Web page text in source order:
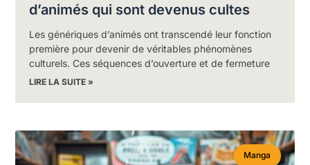
d’animés qui sont devenus cultes
Les génériques d’animés ont transcendé leur fonction
première pour devenir de véritables phénomènes
culturels. Ces séquences d’ouverture et de fermeture
LIRE LA SUITE »
Manga